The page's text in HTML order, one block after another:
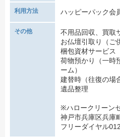
利用方法 ハッピーパック会
その他
不用品回収、買取
お仏壇引取り（ご
梱包資材サービス
荷物預かり（一時
ーム）
建替時（往復の場
遺品整理
※ハロークリーン
神戸市兵庫区兵
フリーダイヤル